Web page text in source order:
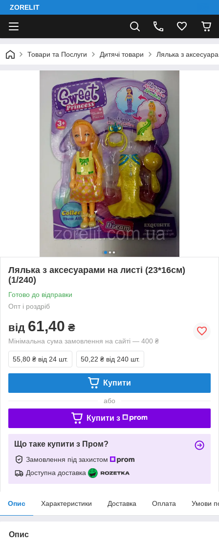
ZORELIT
Товари та Послуги Дитячі товари Лялька з
Лялька з аксесуарами на листі (23*16см)
(1/240)
Готово до відправки
Опт і роздріб
від 61,40 ₴
Мінімальна сума замовлення на сайті — 400 ₴
55,80 ₴ від 24 шт. 50,22 ₴ від 240 шт.
Купити
або
Купити з
Що таке купити з Пром?
Замовлення під захистом
Доступна доставка
Опис Характеристики Доставка Оплата Умови
Опис